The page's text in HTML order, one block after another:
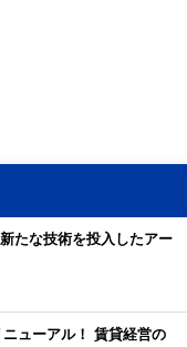
たな技術を投入したアー
ニューアル！ 賃貸経営の